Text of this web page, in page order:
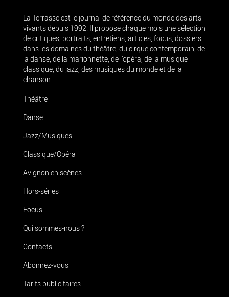
La Terrasse est le journal de référence du monde des arts
vivants depuis 1992. Il propose chaque mois une sélection
de critiques, portraits, entretiens, articles, focus, dossiers
dans les domaines du théâtre, du cirque contemporain, de
la danse, de la marionnette, de l’opéra, de la musique
classique, du jazz, des musiques du monde et de la
chanson.
Théâtre
Danse
Jazz/Musiques
Classique/Opéra
Avignon en scènes
Hors-séries
Focus
Qui sommes-nous ?
Contacts
Abonnez-vous
Tarifs publicitaires